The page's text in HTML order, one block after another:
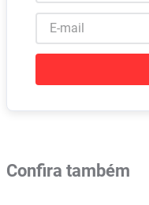
Confira também